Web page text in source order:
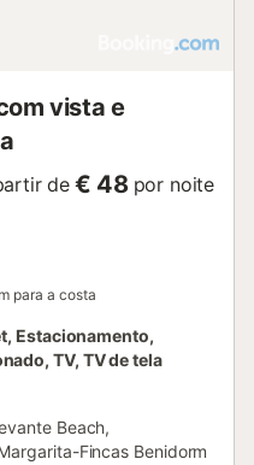
vista e
de € 48 por noite
para a costa
Estacionamento,
TV, TV de tela
Beach,
Fincas Benidorm